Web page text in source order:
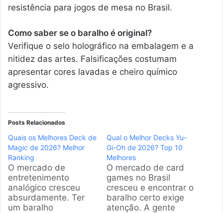
resistência para jogos de mesa no Brasil.
Como saber se o baralho é original?
Verifique o selo holográfico na embalagem e a
nitidez das artes. Falsificações costumam
apresentar cores lavadas e cheiro químico
agressivo.
Posts Relacionados
Quais os Melhores Deck de
Magic de 2026? Melhor
Ranking
O mercado de
entretenimento
analógico cresceu
absurdamente. Ter
um baralho
Qual o Melhor Decks Yu-
Gi-Oh de 2026? Top 10
Melhores
O mercado de card
games no Brasil
cresceu e encontrar o
baralho certo exige
atenção. A gente